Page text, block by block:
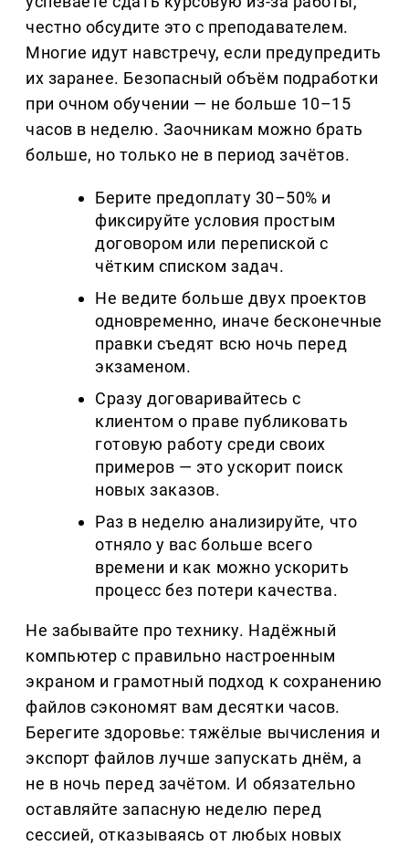
честно обсудите это с преподавателем.
Многие идут навстречу, если предупредить
их заранее. Безопасный объём подработки
при очном обучении — не больше 10–15
часов в неделю. Заочникам можно брать
больше, но только не в период зачётов.
Берите предоплату 30–50% и
фиксируйте условия простым
договором или перепиской с
чётким списком задач.
Не ведите больше двух проектов
одновременно, иначе бесконечные
правки съедят всю ночь перед
экзаменом.
Сразу договаривайтесь с
клиентом о праве публиковать
готовую работу среди своих
примеров — это ускорит поиск
новых заказов.
Раз в неделю анализируйте, что
отняло у вас больше всего
времени и как можно ускорить
процесс без потери качества.
Не забывайте про технику. Надёжный
компьютер с правильно настроенным
экраном и грамотный подход к сохранению
файлов сэкономят вам десятки часов.
Берегите здоровье: тяжёлые вычисления и
экспорт файлов лучше запускать днём, а
не в ночь перед зачётом. И обязательно
оставляйте запасную неделю перед
сессией, отказываясь от любых новых